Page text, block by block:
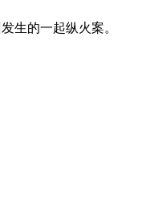
发生的一起纵火案。